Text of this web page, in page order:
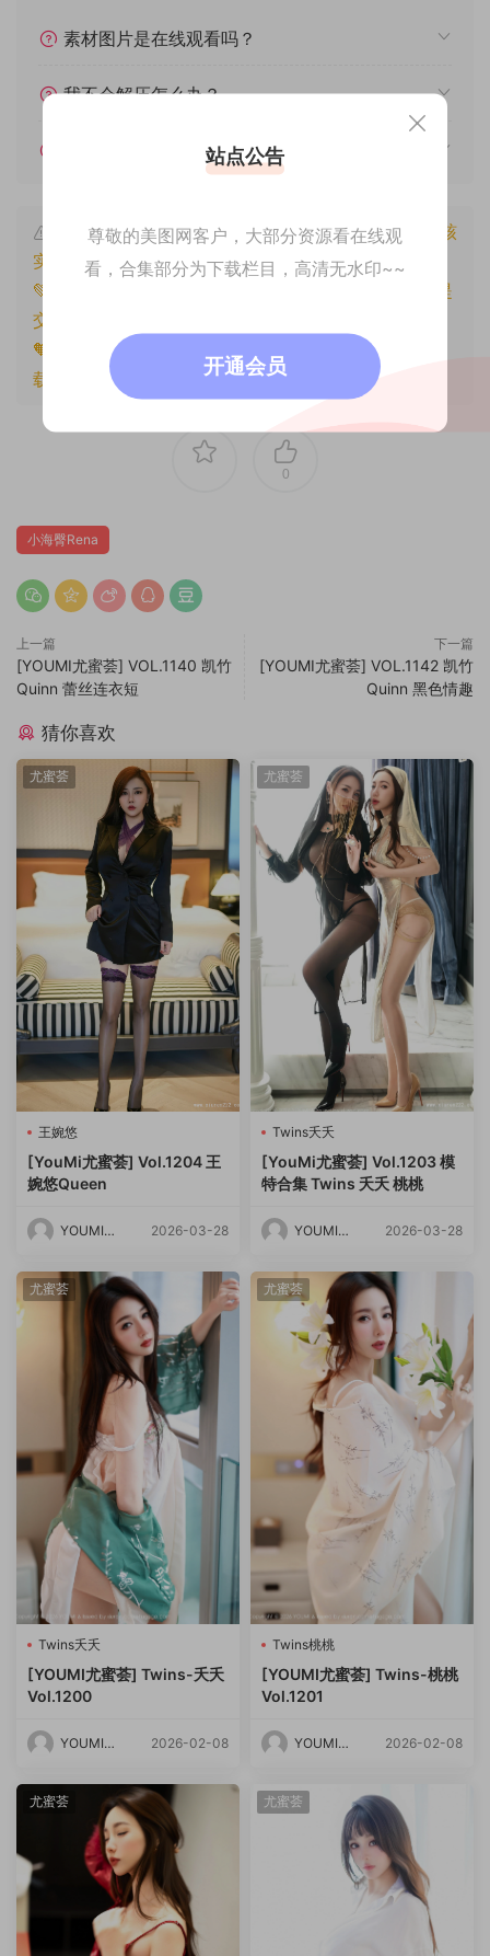
素材图片是在线观看吗？
我不会解压怎么办？
遇见其他问题怎么办？
本文资源仅供个人参考学习，请勿批量搬运，一经核
实将封禁账号权限！
💚本文资源均来源网友分享，若侵犯了您的权益可以提
交工单处理。
🧡原文链接：
https://www.znjfg.com/1234.html
载请注明出处。
0
小海臀Rena
上一篇
[YOUMI尤蜜荟] VOL.1140 凯竹
Quinn 蕾丝连衣短
下一篇
[YOUMI尤蜜荟] VOL.1142 凯竹
Quinn 黑色情趣
猜你喜欢
尤蜜荟
王婉悠
[YouMi尤蜜荟] Vol.1204 王
婉悠Queen
YOUMI尤
2026-03-28
尤蜜荟
Twins夭夭
[YouMi尤蜜荟] Vol.1203 模
特合集 Twins 夭夭 桃桃
YOUMI尤
2026-03-28
尤蜜荟
Twins夭夭
[YOUMI尤蜜荟] Twins-夭夭
Vol.1200
YOUMI尤
2026-02-08
尤蜜荟
Twins桃桃
[YOUMI尤蜜荟] Twins-桃桃
Vol.1201
YOUMI尤
2026-02-08
尤蜜荟 尤蜜荟
站点公告
尊敬的美图网客户，大部分资源看在线观
看，合集部分为下载栏目，高清无水印~~
开通会员